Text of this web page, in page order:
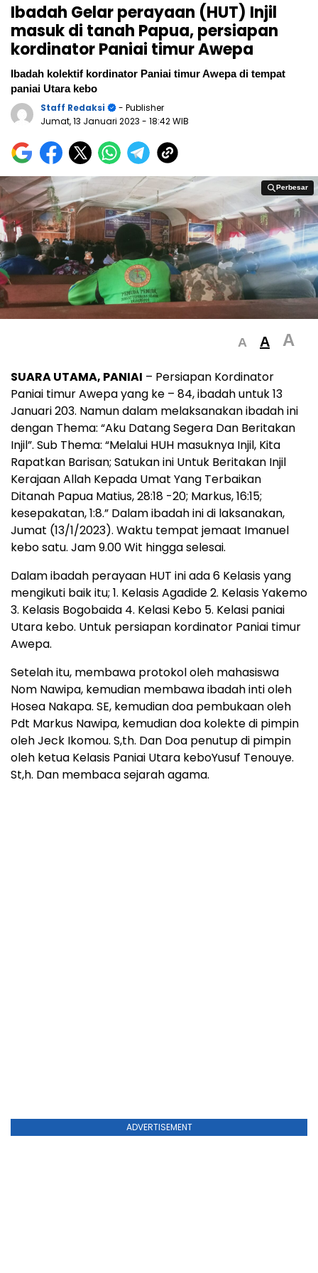
Ibadah Gelar perayaan (HUT) Injil
masuk di tanah Papua, persiapan
kordinator Paniai timur Awepa
Ibadah kolektif kordinator Paniai timur Awepa di tempat
paniai Utara kebo
Staff Redaksi
- Publisher
Jumat, 13 Januari 2023 - 18:42 WIB
Perbesar
Perbesar
A A A
SUARA UTAMA, PANIAI – Persiapan Kordinator
Paniai timur Awepa yang ke – 84, ibadah untuk 13
Januari 203. Namun dalam melaksanakan ibadah ini
dengan Thema: “Aku Datang Segera Dan Beritakan
Injil”. Sub Thema: “Melalui HUH masuknya Injil, Kita
Rapatkan Barisan; Satukan ini Untuk Beritakan Injil
Kerajaan Allah Kepada Umat Yang Terbaikan
Ditanah Papua Matius, 28:18 -20; Markus, 16:15;
kesepakatan, 1:8.” Dalam ibadah ini di laksanakan,
Jumat (13/1/2023). Waktu tempat jemaat Imanuel
kebo satu. Jam 9.00 Wit hingga selesai.
Dalam ibadah perayaan HUT ini ada 6 Kelasis yang
mengikuti baik itu; 1. Kelasis Agadide 2. Kelasis Yakemo
3. Kelasis Bogobaida 4. Kelasi Kebo 5. Kelasi paniai
Utara kebo. Untuk persiapan kordinator Paniai timur
Awepa.
Setelah itu, membawa protokol oleh mahasiswa
Nom Nawipa, kemudian membawa ibadah inti oleh
Hosea Nakapa. SE, kemudian doa pembukaan oleh
Pdt Markus Nawipa, kemudian doa kolekte di pimpin
oleh Jeck Ikomou. S,th. Dan Doa penutup di pimpin
oleh ketua Kelasis Paniai Utara keboYusuf Tenouye.
St,h. Dan membaca sejarah agama.
ADVERTISEMENT